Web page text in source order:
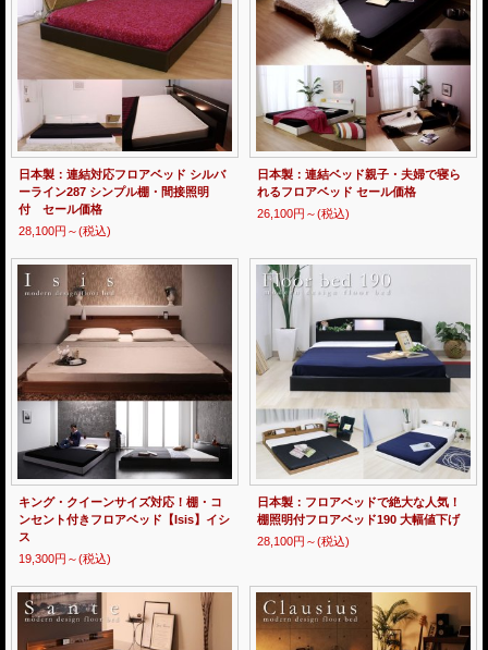
日本製：連結対応フロアベッド シルバ
ーライン287 シンプル棚・間接照明
付 セール価格
28,100円～(税込)
日本製：連結ベッド親子・夫婦で寝ら
れるフロアベッド セール価格
26,100円～(税込)
キング・クイーンサイズ対応！棚・コ
ンセント付きフロアベッド【Isis】イシ
ス
19,300円～(税込)
日本製：フロアベッドで絶大な人気！
棚照明付フロアベッド190 大幅値下げ
28,100円～(税込)